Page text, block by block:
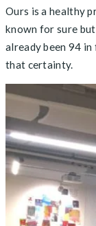
Ours is a healthy
known for sure
already been 94
that certainty.